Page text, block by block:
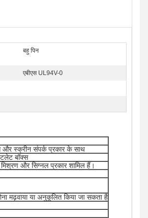
बहु पिन
एबीएस UL94V-0
स्क्रीन संपर्क प्रकार के साथ
बॉक्स
और सिग्नल प्रकार शामिल हैं।
मढ़वाया या अनुकूलित किया जा सकता है